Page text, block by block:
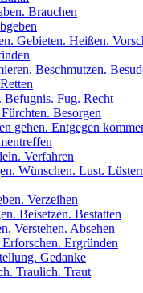
Brauchen
Gebieten. Heißen.
Beschmutzen.
Fug. Recht
Besorgen
gehen. Entgegen
Verfahren
Wünschen. Lust.
Verzeihen
Beisetzen. Bestatten
Verstehen. Absehen
Ergründen
Gedanke
Traulich. Traut